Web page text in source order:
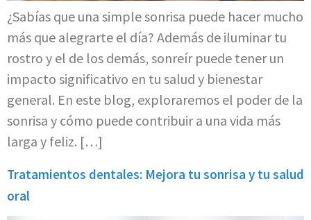
¿Sabías que una simple sonrisa puede hacer mucho
más que alegrarte el día? Además de iluminar tu
rostro y el de los demás, sonreír puede tener un
impacto significativo en tu salud y bienestar
general. En este blog, exploraremos el poder de la
sonrisa y cómo puede contribuir a una vida más
larga y feliz. […]
Tratamientos dentales: Mejora tu sonrisa y tu salud
oral